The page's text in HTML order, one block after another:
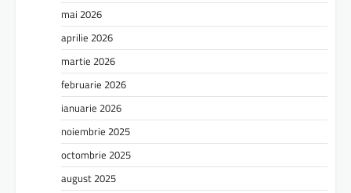
mai 2026
aprilie 2026
martie 2026
februarie 2026
ianuarie 2026
noiembrie 2025
octombrie 2025
august 2025